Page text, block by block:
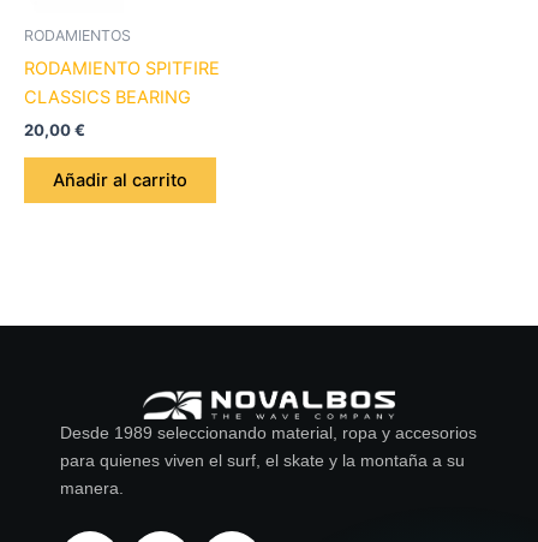
RODAMIENTOS
RODAMIENTO SPITFIRE
CLASSICS BEARING
20,00€
Añadir al carrito
Desde 1989 seleccionando material, ropa y accesorios
para quienes viven el surf, el skate y la montaña a su
manera.